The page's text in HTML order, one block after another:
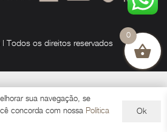
Todos os direitos reservados
0
sua navegação, se
concorda com nossa Política
Ok